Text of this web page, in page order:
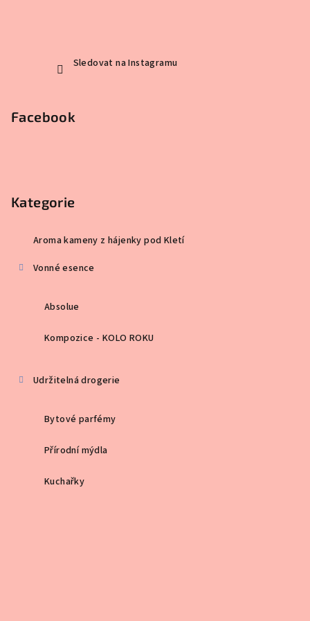
Sledovat na Instagramu
Facebook
Kategorie
Aroma kameny z hájenky pod Kletí
Vonné esence
Absolue
Kompozice - KOLO ROKU
Udržitelná drogerie
Bytové parfémy
Přírodní mýdla
Kuchařky